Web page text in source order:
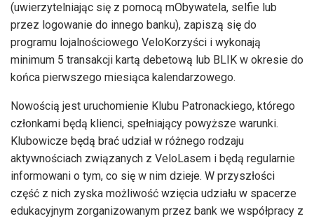
(uwierzytelniając się z pomocą mObywatela, selfie lub
przez logowanie do innego banku), zapiszą się do
programu lojalnościowego VeloKorzyści i wykonają
minimum 5 transakcji kartą debetową lub BLIK w okresie do
końca pierwszego miesiąca kalendarzowego.
Nowością jest uruchomienie Klubu Patronackiego, którego
członkami będą klienci, spełniający powyższe warunki.
Klubowicze będą brać udział w różnego rodzaju
aktywnościach związanych z VeloLasem i będą regularnie
informowani o tym, co się w nim dzieje. W przyszłości
część z nich zyska możliwość wzięcia udziału w spacerze
edukacyjnym zorganizowanym przez bank we współpracy z